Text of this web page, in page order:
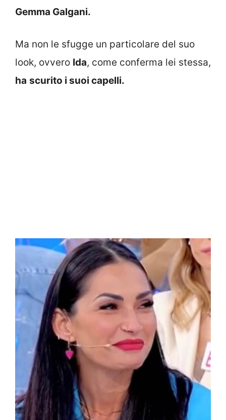
Gemma Galgani.
Ma non le sfugge un particolare del suo
look, ovvero Ida, come conferma lei stessa,
ha scurito i suoi capelli.